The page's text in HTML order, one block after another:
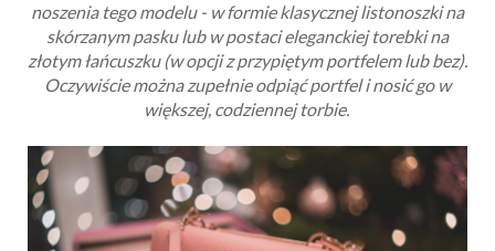
noszenia tego modelu - w formie klasycznej listonoszki na
skórzanym pasku lub w postaci eleganckiej torebki na
złotym łańcuszku (w opcji z przypiętym portfelem lub bez).
Oczywiście można zupełnie odpiąć portfel i nosić go w
większej, codziennej torbie.